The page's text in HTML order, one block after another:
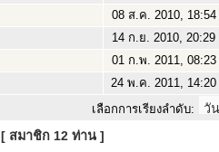
08 ส.ค. 2010, 18:54
14 ก.ย. 2010, 20:29
01 ก.พ. 2011, 08:23
24 พ.ค. 2011, 14:20
เลือกการเรียงลำดับ:
[ สมาชิก 12 ท่าน ]